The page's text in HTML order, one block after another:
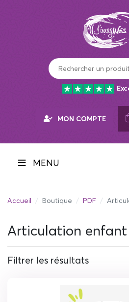
MON COMPTE
MENU
Accueil Boutique PDF
Articulation enfant
Filtrer les résultats